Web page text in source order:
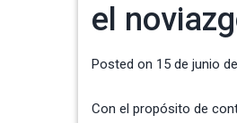
el
Posted on 15 de junio
Con el propósito de